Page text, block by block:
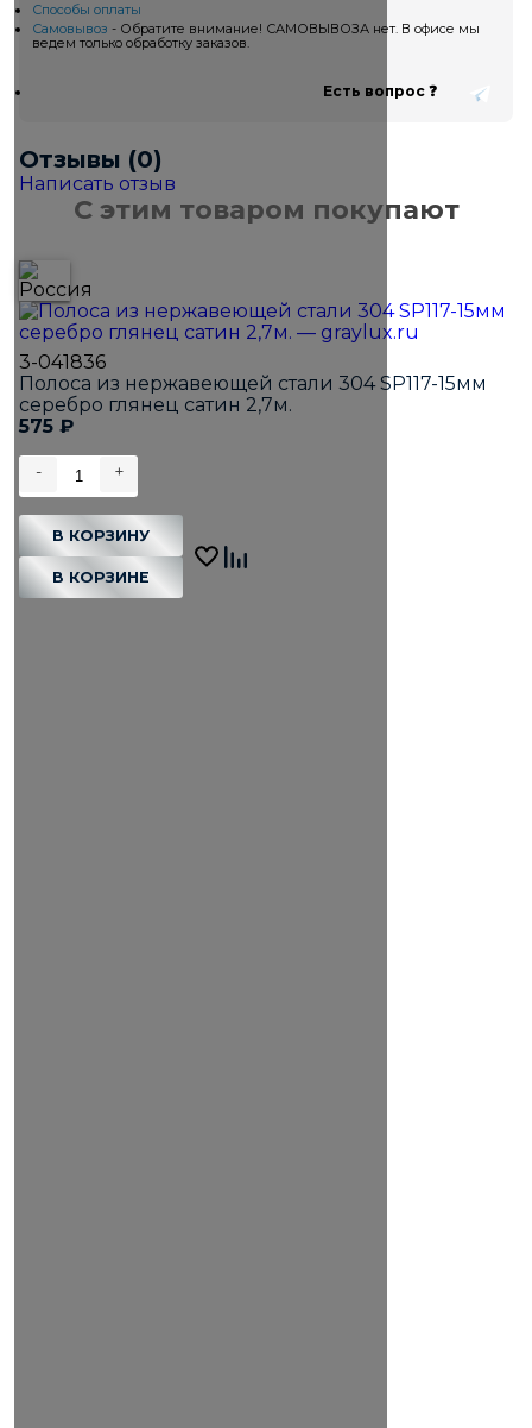
Способы оплаты
Самовывоз - Обратите внимание! САМОВЫВОЗА нет. В офисе мы
ведем только обработку заказов.
Есть вопрос ❓
Отзывы (0)
Написать отзыв
С этим товаром покупают
3-041836
Полоса из нержавеющей стали 304 SP117-15мм
серебро глянец сатин 2,7м.
575 ₽
- +
В КОРЗИНУ
В КОРЗИНЕ